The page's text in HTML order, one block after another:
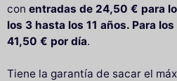
con entradas de 24,50 € para
los 3 hasta los 11 años. Para
41,50 € por día.
Tiene la garantía de sacar el